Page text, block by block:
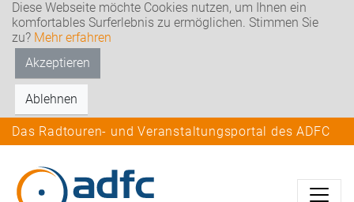
Diese Webseite möchte Cookies nutzen, um Ihnen ein
komfortables Surferlebnis zu ermöglichen. Stimmen Sie
zu? Mehr erfahren
Akzeptieren
Ablehnen
Das Radtouren- und Veranstaltungsportal des ADFC